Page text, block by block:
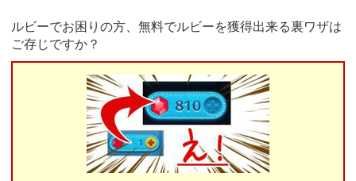
ルビーでお困りの方、無料でルビーを獲得出来る裏ワザは
ご存じですか？